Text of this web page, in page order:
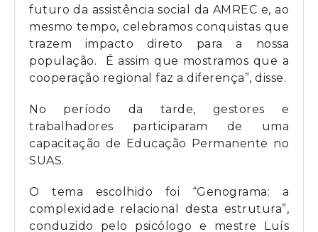
futuro da assistência social da AMREC e, ao
mesmo tempo, celebramos conquistas que
trazem impacto direto para a nossa
população. É assim que mostramos que a
cooperação regional faz a diferença”, disse.
No período da tarde, gestores e
trabalhadores participaram de uma
capacitação de Educação Permanente no
SUAS.
O tema escolhido foi “Genograma: a
complexidade relacional desta estrutura”,
conduzido pelo psicólogo e mestre Luís